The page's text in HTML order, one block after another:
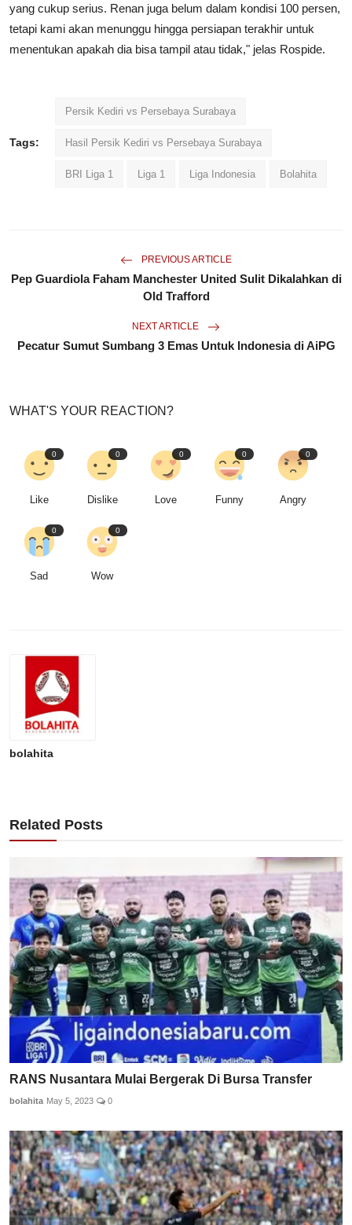
yang cukup serius. Renan juga belum dalam kondisi 100 persen,
tetapi kami akan menunggu hingga persiapan terakhir untuk
menentukan apakah dia bisa tampil atau tidak," jelas Rospide.
Tags:
Persik Kediri vs Persebaya Surabaya
Hasil Persik Kediri vs Persebaya Surabaya
BRI Liga 1 Liga 1 Liga Indonesia Bolahita
PREVIOUS ARTICLE
Pep Guardiola Faham Manchester United Sulit Dikalahkan di
Old Trafford
NEXT ARTICLE
Pecatur Sumut Sumbang 3 Emas Untuk Indonesia di AiPG
WHAT'S YOUR REACTION?
0
Like
0
Dislike
0
Love
0
Funny
0
Angry
0
Sad
0
Wow
bolahita
Related Posts
RANS Nusantara Mulai Bergerak Di Bursa Transfer
bolahita May 5, 2023 0